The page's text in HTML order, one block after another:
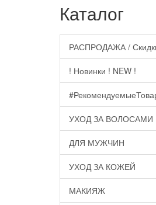
Каталог
РАСПРОДАЖА /
! Новинки ! NEW !
УХОД ЗА ВОЛОСАМИ
ДЛЯ МУЖЧИН
УХОД ЗА КОЖЕЙ
МАКИЯЖ